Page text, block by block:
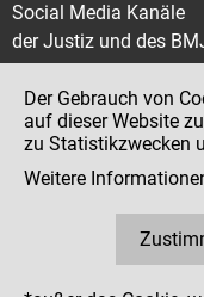
Social Media Kanäle
der Justiz und des
Impressum
Datenschutz
Der Gebrauch von
auf dieser Website
zu Statistikzwecken
Weitere